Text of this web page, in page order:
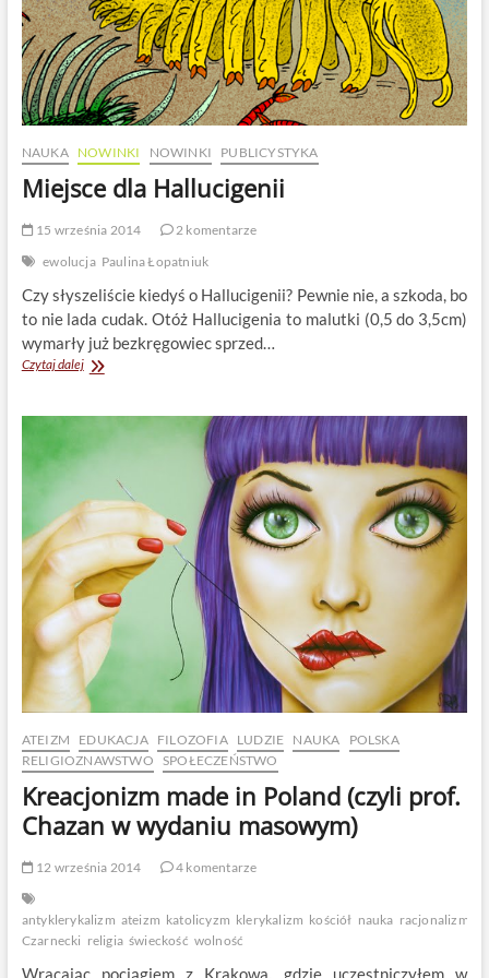
NAUKA NOWINKI NOWINKI PUBLICYSTYKA
Miejsce dla Hallucigenii
15 września 2014
2 komentarze
ewolucja Paulina Łopatniuk
Czy słyszeliście kiedyś o Hallucigenii? Pewnie nie, a szkoda, bo
to nie lada cudak. Otóż Hallucigenia to malutki (0,5 do 3,5cm)
wymarły już bezkręgowiec sprzed…
Czytaj dalejMiejsce
ATEIZM EDUKACJA FILOZOFIA LUDZIE NAUKA
POLSKA
RELIGIOZNAWSTWO SPOŁECZEŃSTWO
Kreacjonizm made in Poland (czyli prof.
Chazan w wydaniu masowym)
12 września 2014 4 komentarze
antyklerykalizm ateizm katolicyzm klerykalizm kościół nauka racjonalizm
Czarnecki religia świeckość wolność
Wracając pociągiem z Krakowa, gdzie uczestniczyłem w